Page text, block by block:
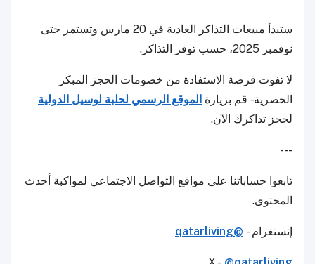
ستبدأ مبيعات التذاكر العادية في 20 مارس وتستمر حتى
نوفمبر 2025، حسب توفر التذاكر.
لا تفوت فرصة الاستفادة من خصومات الحجز المبكر
الحصرية - قم بزيارة الموقع الرسمي لحلبة لوسيل الدولية
لحجز تذاكرك الآن.
---
تابعوا حساباتنا على مواقع التواصل الاجتماعي لمواكبة أحدث
المحتوى.
إنستغرام - @qatarliving